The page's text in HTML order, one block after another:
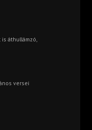
áthullámzó,
versei